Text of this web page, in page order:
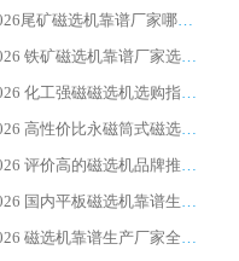
2026尾矿磁选机靠谱厂家哪家好 行业口碑领域强者华体会手机网页版-华体会(中国) 推荐
2026 铁矿磁选机靠谱厂家选购全攻略 行业标杆华体会手机网页版-华体会(中国) 设备性价比出众
2026 化工强磁磁选机选购指南 5 家行业口碑靠谱厂家领域强者推荐
2026 高性价比永磁筒式磁选机品牌盘点 行业强者口碑实测选购完整指南
2026 评价高的磁选机品牌推荐选购指南，永磁筒式磁选机设备领域强者全景行业口碑解析
2026 国内平板磁选机靠谱生产厂家推荐排名|行业口碑选购指南，领域强者按需选设备
2026 磁选机靠谱生产厂家全梳理 分场景选型行业头部品牌选购参考攻略